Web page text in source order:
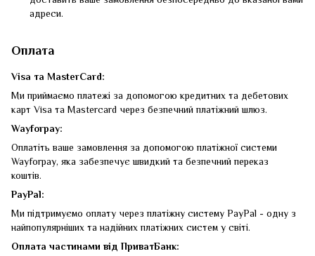
адреси.
Оплата
Visa та MasterCard:
Ми приймаємо платежі за допомогою кредитних та дебетових
карт Visa та Mastercard через безпечний платіжний шлюз.
Wayforpay:
Оплатіть ваше замовлення за допомогою платіжної системи
Wayforpay, яка забезпечує швидкий та безпечний переказ
коштів.
PayPal:
Ми підтримуємо оплату через платіжну систему PayPal - одну з
найпопулярніших та надійних платіжних систем у світі.
Оплата частинами від ПриватБанк: